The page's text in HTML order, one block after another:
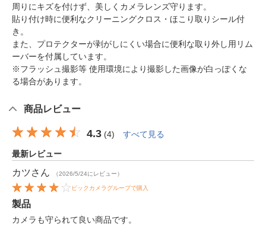
周りにキズを付けず、美しくカメラレンズ守ります。
貼り付け時に便利なクリーニングクロス・ほこり取りシール付
き。
また、プロテクターが剥がしにくい場合に便利な取り外し用リム
ーバーを付属しています。
※フラッシュ撮影等 使用環境により撮影した画像が白っぽくな
る場合があります。
商品レビュー
4.3 (4) すべて見る
最新レビュー
カツさん （2026/5/24にレビュー）
ビックカメラグループで購入
製品
カメラも守られて良い商品です。